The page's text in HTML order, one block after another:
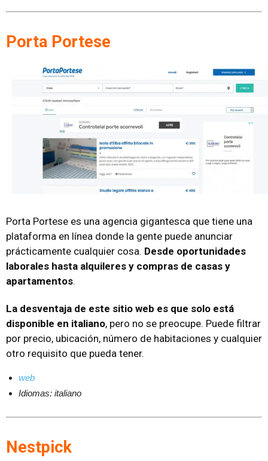
Porta Portese
Porta Portese es una agencia gigantesca que tiene una
plataforma en línea donde la gente puede anunciar
prácticamente cualquier cosa. Desde oportunidades
laborales hasta alquileres y compras de casas y
apartamentos.
La desventaja de este sitio web es que solo está
disponible en italiano, pero no se preocupe. Puede filtrar
por precio, ubicación, número de habitaciones y cualquier
otro requisito que pueda tener.
web
Idiomas: italiano
Nestpick